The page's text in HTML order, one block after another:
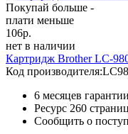
Покупай больше -
плати меньше
106р.
нет в наличии
Картридж Brother LC-
Код производителя:
6 месяцев гарантии
Ресурс 260 страниц
Сообщить о